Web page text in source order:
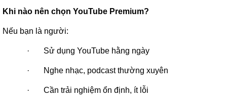
Khi nào nên chọn YouTube Premium?
Nếu bạn là người:
· Sử dụng YouTube hằng ngày
· Nghe nhạc, podcast thường xuyên
· Cần trải nghiệm ổn định, ít lỗi